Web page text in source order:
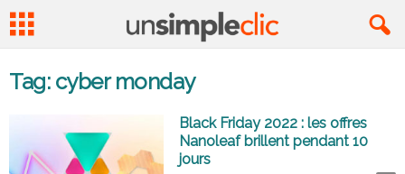
Tag: cyber monday
Black Friday 2022 : les offres
Nanoleaf brillent pendant 10
jours